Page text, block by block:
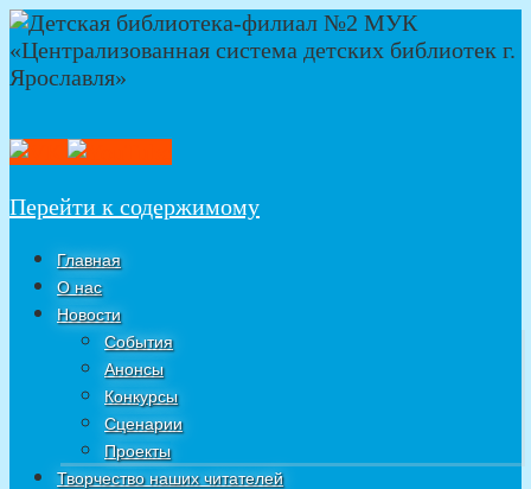
Перейти к содержимому
Главная
О нас
Новости
События
Анонсы
Конкурсы
Сценарии
Проекты
Творчество наших читателей